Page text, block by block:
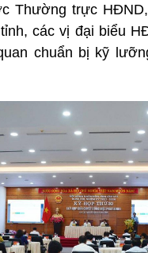
Thường trực
các vị đại biểu
chuẩn bị kỹ